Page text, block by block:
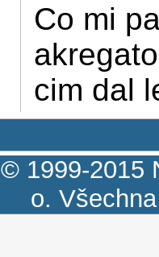
Co mi
cim dal
© 1999-2015
o.